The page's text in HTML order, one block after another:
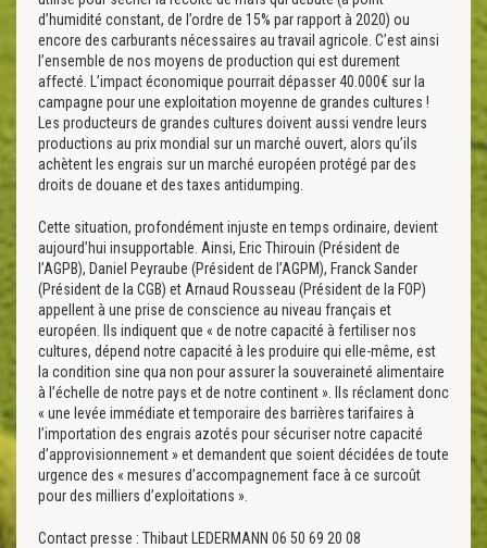
d’humidité constant, de l’ordre de 15% par rapport à 2020) ou
encore des carburants nécessaires au travail agricole. C’est ainsi
l’ensemble de nos moyens de production qui est durement
affecté. L’impact économique pourrait dépasser 40.000€ sur la
campagne pour une exploitation moyenne de grandes cultures !
Les producteurs de grandes cultures doivent aussi vendre leurs
productions au prix mondial sur un marché ouvert, alors qu’ils
achètent les engrais sur un marché européen protégé par des
droits de douane et des taxes antidumping.
Cette situation, profondément injuste en temps ordinaire, devient
aujourd’hui insupportable. Ainsi, Eric Thirouin (Président de
l’AGPB), Daniel Peyraube (Président de l’AGPM), Franck Sander
(Président de la CGB) et Arnaud Rousseau (Président de la FOP)
appellent à une prise de conscience au niveau français et
européen. Ils indiquent que « de notre capacité à fertiliser nos
cultures, dépend notre capacité à les produire qui elle-même, est
la condition sine qua non pour assurer la souveraineté alimentaire
à l’échelle de notre pays et de notre continent ». Ils réclament donc
« une levée immédiate et temporaire des barrières tarifaires à
l’importation des engrais azotés pour sécuriser notre capacité
d’approvisionnement » et demandent que soient décidées de toute
urgence des « mesures d’accompagnement face à ce surcoût
pour des milliers d’exploitations ».
Contact presse : Thibaut LEDERMANN 06 50 69 20 08